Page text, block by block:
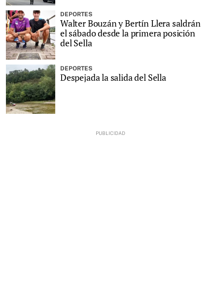
DEPORTES
Walter Bouzán y Bertín Llera saldrán
el sábado desde la primera posición
del Sella
DEPORTES
Despejada la salida del Sella